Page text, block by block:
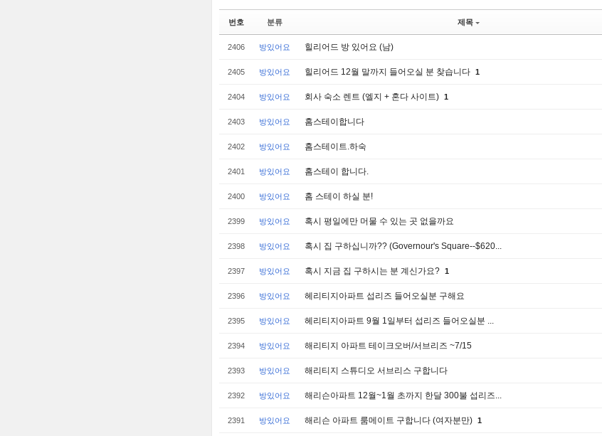
번호 분류 제목
2406 방있어요 힐리어드 방 있어요 (남)
2405 방있어요 힐리어드 12월 말까지 들어오실 분 찾습니다 1
2404 방있어요 회사 숙소 렌트 (엘지 + 혼다 사이트) 1
2403 방있어요 홈스테이합니다
2402 방있어요 홈스테이트.하숙
2401 방있어요 홈스테이 합니다.
2400 방있어요 홈 스테이 하실 분!
2399 방있어요 혹시 평일에만 머물 수 있는 곳 없을까요
2398 방있어요 혹시 집 구하십니까?? (Governour's Square--$620...
2397 방있어요 혹시 지금 집 구하시는 분 계신가요? 1
2396 방있어요 헤리티지아파트 섭리즈 들어오실분 구해요
2395 방있어요 헤리티지아파트 9월 1일부터 섭리즈 들어오실분 ...
2394 방있어요 해리티지 아파트 테이크오버/서브리즈 ~7/15
2393 방있어요 해리티지 스튜디오 서브리스 구합니다
2392 방있어요 해리슨아파트 12월~1월 초까지 한달 300불 섭리즈...
2391 방있어요 해리슨 아파트 룸메이트 구합니다 (여자분만) 1